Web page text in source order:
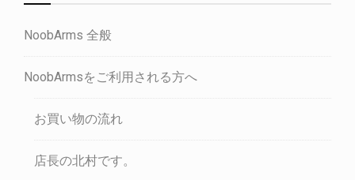
NoobArms 全般
NoobArmsをご利用される方へ
お買い物の流れ
店長の北村です。